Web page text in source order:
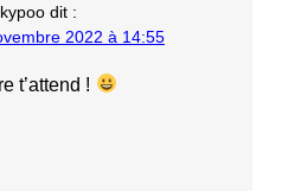
dit :
2022 à 14:55
t’attend !